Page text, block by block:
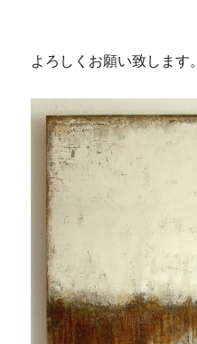
よろしくお願い致します。